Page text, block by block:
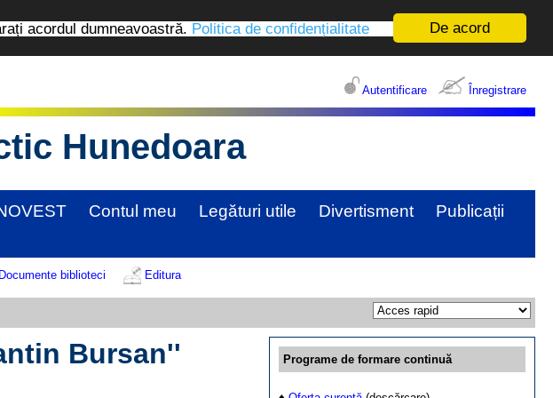
De acord
acordul dumneavoastră. Politica de confidențialitate
Autentificare Înregistrare
Hunedoara
Contul meu Legături utile Divertisment
Publicații
Documente biblioteci Editura
Programe de formare continuă
Bursan''